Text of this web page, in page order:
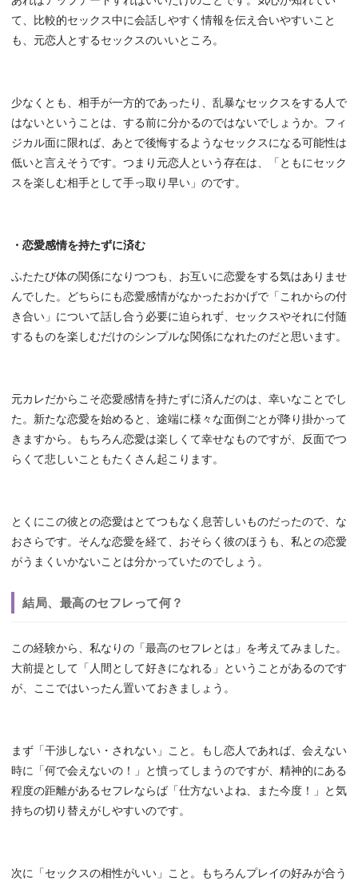
て、比較的セックス中に会話しやすく情報を伝え合いやすいこと
も、元恋人とするセックスのいいところ。
少なくとも、相手が一方的であったり、乱暴なセックスをする人で
はないということは、する前に分かるのではないでしょうか。フィ
ジカル面に限れば、あとで後悔するようなセックスになる可能性は
低いと言えそうです。つまり元恋人という存在は、「ともにセック
スを楽しむ相手として手っ取り早い」のです。
・恋愛感情を持たずに済む
ふたたび体の関係になりつつも、お互いに恋愛をする気はありませ
んでした。どちらにも恋愛感情がなかったおかげで「これからの付
き合い」について話し合う必要に迫られず、セックスやそれに付随
するものを楽しむだけのシンプルな関係になれたのだと思います。
元カレだからこそ恋愛感情を持たずに済んだのは、幸いなことでし
た。新たな恋愛を始めると、途端に様々な面倒ごとが降り掛かって
きますから。もちろん恋愛は楽しくて幸せなものですが、反面でつ
らくて悲しいこともたくさん起こります。
とくにこの彼との恋愛はとてつもなく息苦しいものだったので、な
おさらです。そんな恋愛を経て、おそらく彼のほうも、私との恋愛
がうまくいかないことは分かっていたのでしょう。
結局、最高のセフレって何？
この経験から、私なりの「最高のセフレとは」を考えてみました。
大前提として「人間として好きになれる」ということがあるのです
が、ここではいったん置いておきましょう。
まず「干渉しない・されない」こと。もし恋人であれば、会えない
時に「何で会えないの！」と憤ってしまうのですが、精神的にある
程度の距離があるセフレならば「仕方ないよね、また今度！」と気
持ちの切り替えがしやすいのです。
次に「セックスの相性がいい」こと。もちろんプレイの好みが合う